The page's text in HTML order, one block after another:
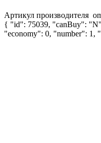
Артикул производителя
{ "id": 75039, "canBuy":
"economy": 0, "number": 1,